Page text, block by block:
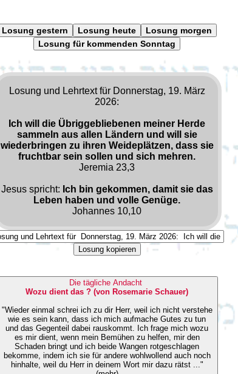
Losung gestern Losung heute
Losung morgen
Losung für kommenden Sonntag
Losung und Lehrtext für Donnerstag, 19. März
2026:
Ich will die Übriggebliebenen meiner Herde
sammeln aus allen Ländern und will sie
wiederbringen zu ihren Weideplätzen, dass sie
fruchtbar sein sollen und sich mehren.
Jeremia 23,3
Jesus spricht: Ich bin gekommen, damit sie das
Leben haben und volle Genüge.
Johannes 10,10
Losung kopieren
Die tägliche Andacht
Wozu dient das ? (von Rosemarie Schauer)
"Wieder einmal schrei ich zu dir Herr, weil ich nicht verstehe
wie es sein kann, dass ich mich aufmache Gutes zu tun
und das Gegenteil dabei rauskommt. Ich frage mich wozu
es mir dient, wenn mein Bemühen zu helfen, mir den
Schaden bringt und ich beide Wangen rotgeschlagen
bekomme, indem ich sie für andere wohlwollend auch noch
hinhalte, weil du Herr in deinem Wort mir dazu rätst ..."